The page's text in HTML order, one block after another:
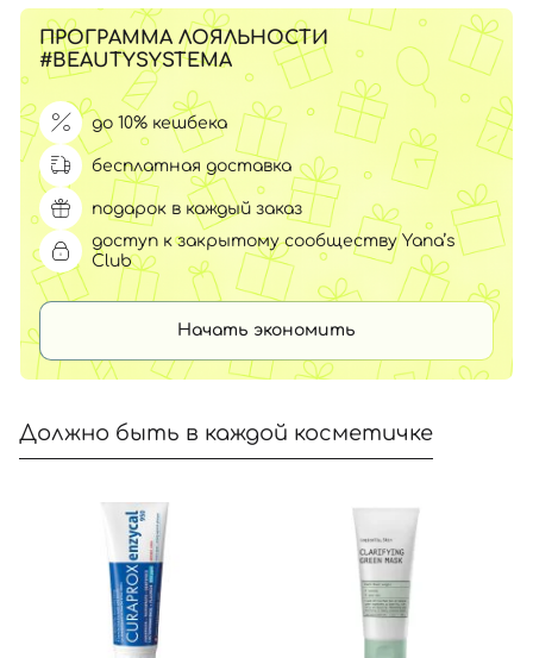
ПРОГРАММА ЛОЯЛЬНОСТИ
#BEAUTYSYSTEMA
до 10% кешбека
бесплатная доставка
подарок в каждый заказ
доступ к закрытому сообществу Yana’s
Club
Начать экономить
Должно быть в каждой косметичке